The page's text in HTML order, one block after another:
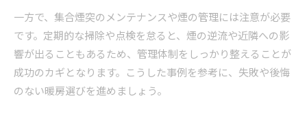
一方で、集合煙突のメンテナンスや煙の管理には注意が必要
です。定期的な掃除や点検を怠ると、煙の逆流や近隣への影
響が出ることもあるため、管理体制をしっかり整えることが
成功のカギとなります。こうした事例を参考に、失敗や後悔
のない暖房選びを進めましょう。